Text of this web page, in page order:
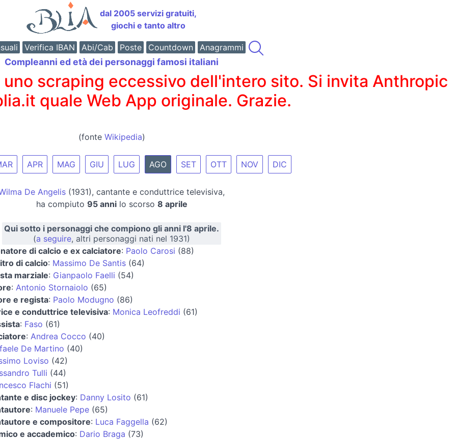
dal 2005 servizi gratuiti,
giochi e tanto altro
Verifica IBAN Abi/Cab Poste Countdown Anagrammi
Compleanni ed età dei personaggi famosi italiani
scraping eccessivo dell'intero sito. Si invita Anthropic
quale Web App originale. Grazie.
(fonte Wikipedia)
APR MAG GIU LUG AGO SET OTT NOV DIC
De Angelis (1931), cantante e conduttrice televisiva,
ha compiuto 95 annilo scorso 8 aprile
Qui sotto i personaggi che compiono gli anni l'8 aprile.
(a seguire, altri personaggi nati nel 1931)
di calcio e ex calciatore: Paolo Carosi (88)
di calcio: Massimo De Santis(64)
marziale: Gianpaolo Faelli (54)
: Antonio Stornaiolo (65)
e regista: Paolo Modugno (86)
e conduttrice televisiva: Monica Leofreddi (61)
: Faso (61)
: Andrea Cocco (40)
De Martino (40)
Loviso (42)
Tulli (44)
Flachi (51)
e disc jockey: Danny Losito (61)
: Manuele Pepe(65)
e compositore: Luca Faggella (62)
e accademico: Dario Braga (73)